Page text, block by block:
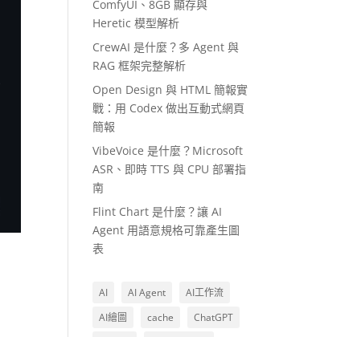
ComfyUI、8GB 顯存與
Heretic 模型解析
CrewAI 是什麼？多 Agent 與
RAG 框架完整解析
Open Design 與 HTML 簡報實
戰：用 Codex 做出互動式網頁
簡報
VibeVoice 是什麼？Microsoft
ASR、即時 TTS 與 CPU 部署指
南
Flint Chart 是什麼？讓 AI
Agent 用語意規格可靠產生圖
表
AI AI Agent
AI工作流
AI繪圖
cache
ChatGPT